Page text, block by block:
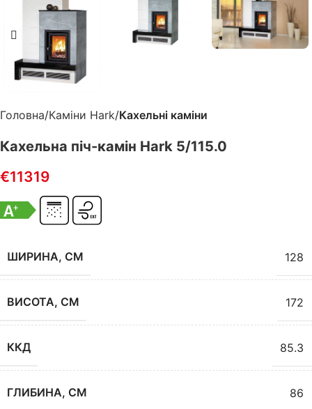
Головна Каміни Hark Кахельні каміни
Кахельна піч-камін Hark 5/115.0
€11319
ШИРИНА, СМ 128
ВИСОТА, СМ 172
ККД 85.3
ГЛИБИНА, СМ 86